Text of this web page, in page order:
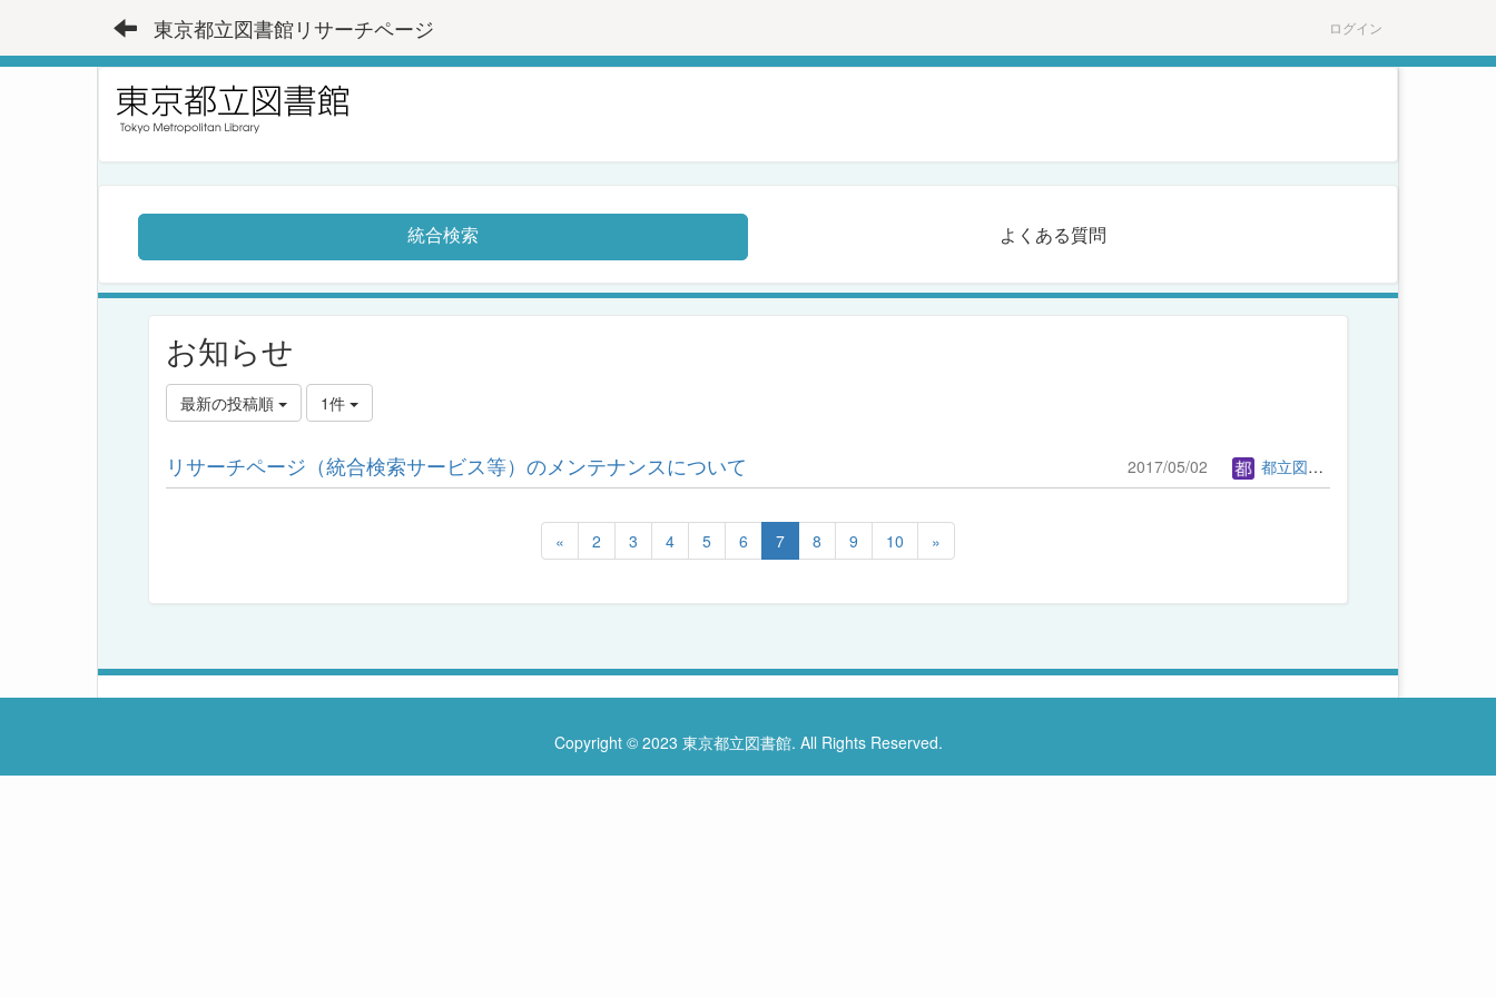
東京都立図書館リサーチページ ログイン
統合検索 よくある質問
お知らせ
最新の投稿順 1件
リサーチページ（統合検索サービス等）のメンテナンスについて 2017/05/02 都立図書館管理者
« 2 3 4 5 6 7 8 9 10 »
Copyright © 2023 東京都立図書館. All Rights Reserved.